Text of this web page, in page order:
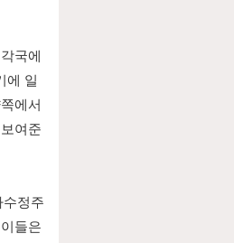
국에
에 일
에서
여준
정주
들은